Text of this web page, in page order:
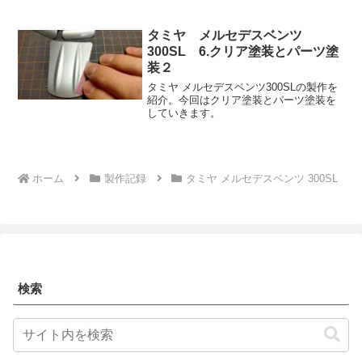
タミヤ メルセデスベンツ
300SL 6.クリア塗装とパーツ塗
装２
タミヤ メルセデスベンツ300SLの製作を
紹介。今回はクリア塗装とパーツ塗装を
していきます。
ホーム 製作記録 タミヤ メルセデスベンツ 300SL
検索